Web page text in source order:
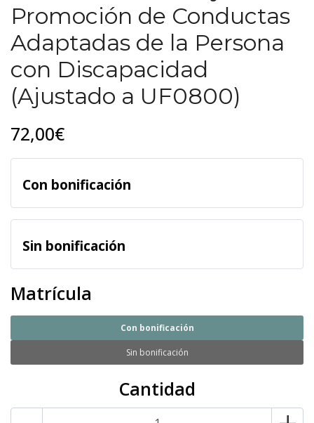
Promoción de Conductas
Adaptadas de la Persona
con Discapacidad
(Ajustado a UF0800)
72,00€
Con bonificación
Sin bonificación
Matrícula
Con bonificación
Sin bonificación
Cantidad